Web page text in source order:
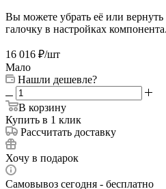
Вы можете убрать её или
галочку в настройках
16 016 ₽/шт
Мало
Нашли дешевле?
В корзину
Купить в 1 клик
Рассчитать доставку
Хочу в подарок
Самовывоз сегодня - бесплатно